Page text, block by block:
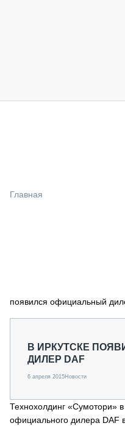
СПЕЦПРОЕКТЫ
О ПРОЕКТЕ
Главная
появился официальный
В ИРКУТСКЕ
ДИЛЕР DAF
6 апреля 2015Новости
Технохолдинг «Сумотори» в
официального дилера